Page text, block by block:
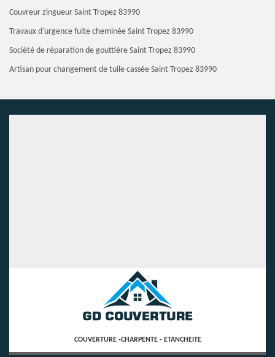
Couvreur zingueur Saint Tropez 83990
Travaux d'urgence fuite cheminée Saint Tropez 83990
Société de réparation de gouttière Saint Tropez 83990
Artisan pour changement de tuile cassée Saint Tropez 83990
COUVERTURE -CHARPENTE - ETANCHEITE